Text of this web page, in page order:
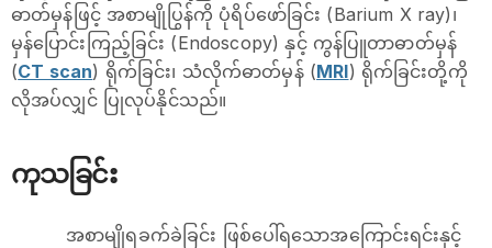
ဓာတ်မှန်ဖြင့် အစာမျိုပြွန်ကို ပုံရိပ်ဖော်ခြင်း (Barium X ray)၊
မှန်ပြောင်းကြည့်ခြင်း (Endoscopy) နှင့် ကွန်ပြူတာဓာတ်မှန်
(CT scan) ရိုက်ခြင်း၊ သံလိုက်ဓာတ်မှန် (MRI) ရိုက်ခြင်းတို့ကို
လိုအပ်လျှင် ပြုလုပ်နိုင်သည်။
ကုသခြင်း
အစာမျိုရခက်ခဲခြင်း ဖြစ်ပေါ်ရသောအကြောင်းရင်းနှင့်